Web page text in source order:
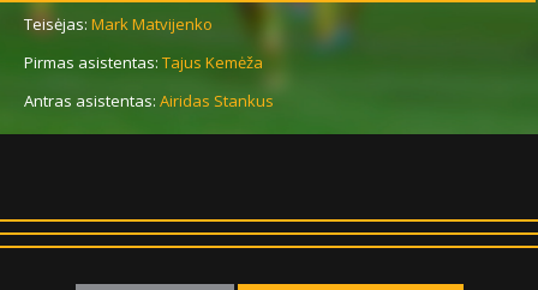
Teisėjas: Mark Matvijenko
Pirmas asistentas: Tajus Kemėža
Antras asistentas: Airidas Stankus